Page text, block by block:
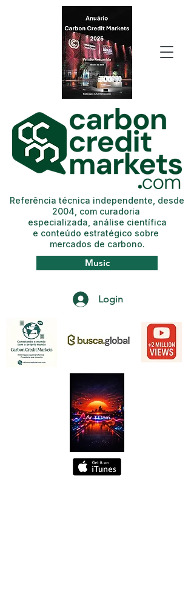
Login
Music
Referência técnica independente, desde
2004, com curadoria
especializada, análise científica
e conteúdo estratégico sobre
mercados de carbono.